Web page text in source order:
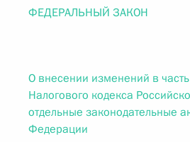
ФЕДЕРАЛЬНЫЙ ЗАКОН
О внесении изменений в
Налогового кодекса
отдельные законодательные
Федерации